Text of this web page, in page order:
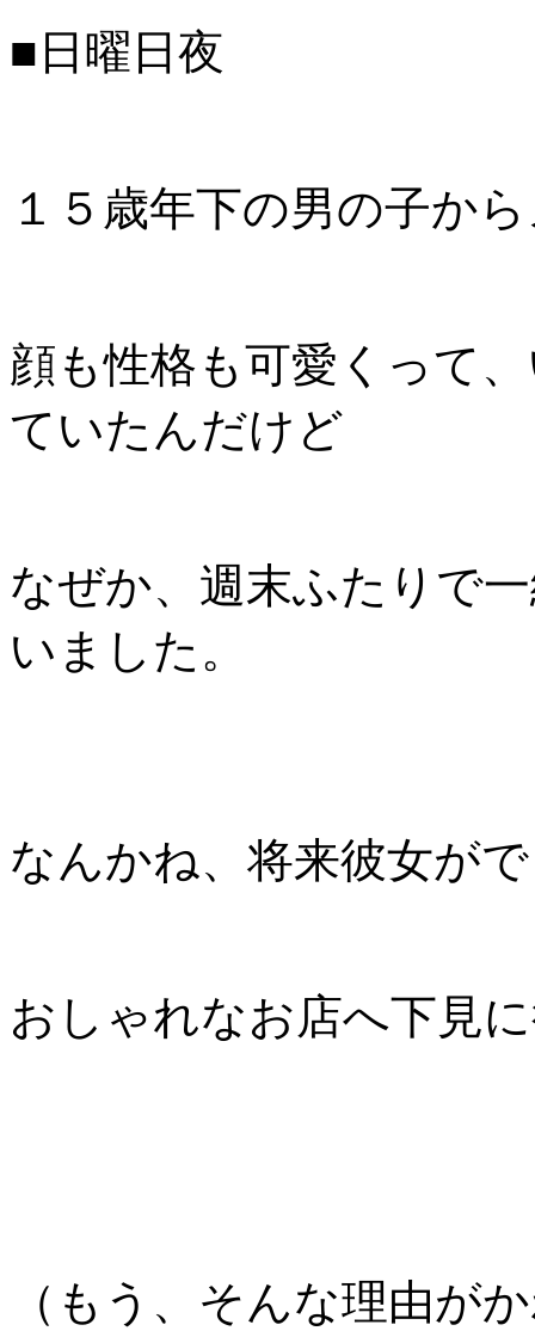
■日曜日夜
１５歳年下の男の子か
顔も性格も可愛くって
ていたんだけど
なぜか、週末ふたりで
いました。
なんかね、将来彼女が
おしゃれなお店へ下見
（もう、そんな理由が